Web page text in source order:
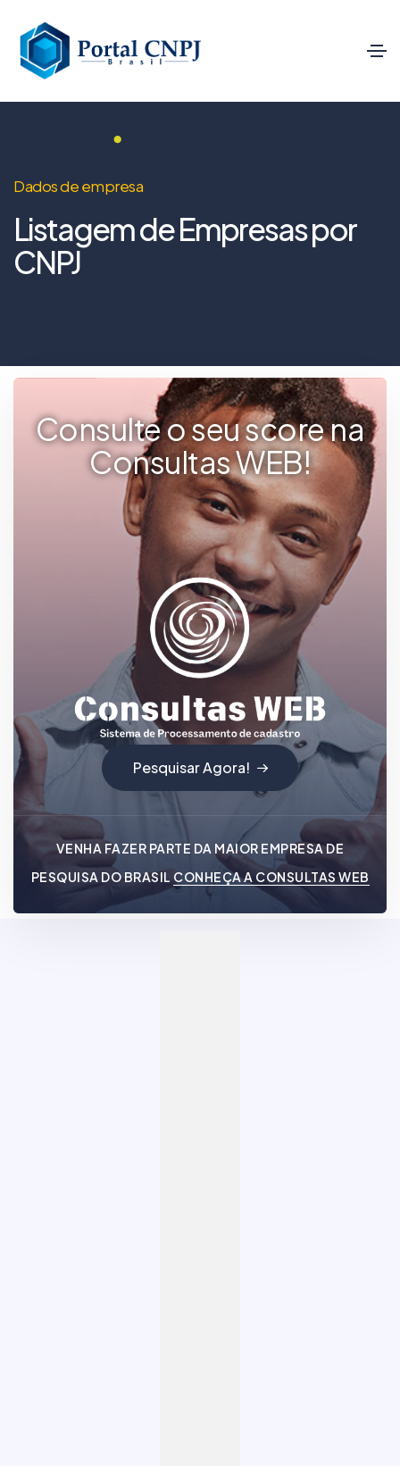
Dados de empresa
Listagem de Empresas por
CNPJ
Consulte o seu score na
Consultas WEB!
Pesquisar Agora!
VENHA FAZER PARTE DA MAIOR EMPRESA DE
PESQUISA DO BRASIL CONHEÇA A CONSULTAS WEB